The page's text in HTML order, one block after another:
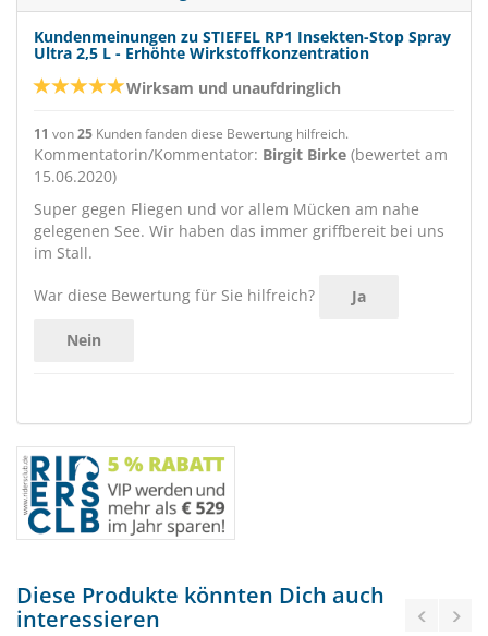
Kundenmeinungen zu STIEFEL RP1 Insekten-Stop Spray
Ultra 2,5 L - Erhöhte Wirkstoffkonzentration
Wirksam und unaufdringlich
11 von25 Kunden fanden diese Bewertung hilfreich.
Kommentatorin/Kommentator: Birgit Birke (bewertet am
15.06.2020)
Super gegen Fliegen und vor allem Mücken am nahe
gelegenen See. Wir haben das immer griffbereit bei uns
im Stall.
War diese Bewertung für Sie hilfreich? Ja
Nein
Diese Produkte könnten Dich auch
interessieren